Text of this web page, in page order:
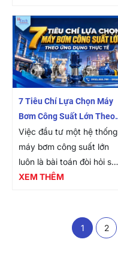
hưởng trực tiếp đến tuổi
thọ và...
7 Tiêu Chí Lựa Chọn Máy
Bơm Công Suất Lớn Theo
Ứng Dụng Thực Tế
Việc đầu tư một hệ thống
máy bơm công suất lớn
luôn là bài toán đòi hỏi sự
cẩn trọng tuyệt đối từ các
XEM THÊM
1 2